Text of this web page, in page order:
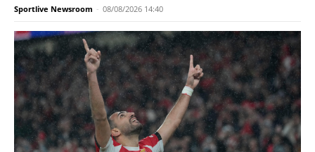
Sportlive Newsroom - 08/08/2026 14:40